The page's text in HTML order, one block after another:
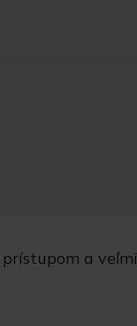
a veľmi